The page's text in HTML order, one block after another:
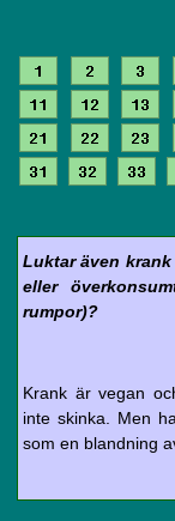
1 2 3
11
12 13
21
22 23
31
32 33
Luktar även
eller
rumpor)?
Krank är vegan
inte skinka. Men
som en blandning